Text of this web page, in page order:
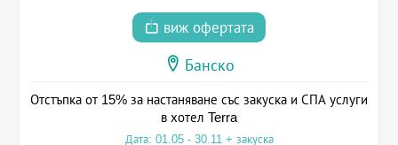
виж офертата
Банско
Отстъпка от 15% за настаняване със закуска и СПА услуги
в хотел Terra
Дата: 01.05 - 30.11 + закуска